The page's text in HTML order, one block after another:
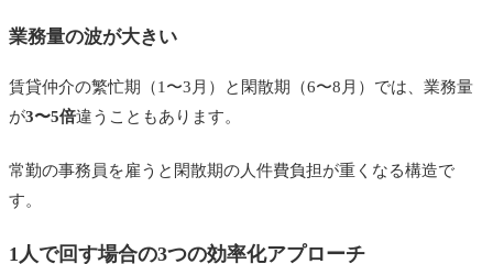
業務量の波が大きい
賃貸仲介の繁忙期（1〜3月）と閑散期（6〜8月）では、業務量
が3〜5倍違うこともあります。
常勤の事務員を雇うと閑散期の人件費負担が重くなる構造で
す。
1人で回す場合の3つの効率化アプローチ